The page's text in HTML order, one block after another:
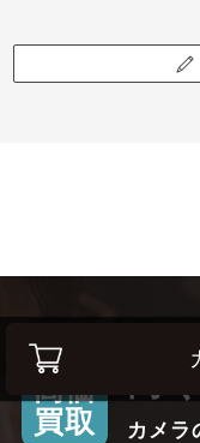
高価
買取
高
カメラ